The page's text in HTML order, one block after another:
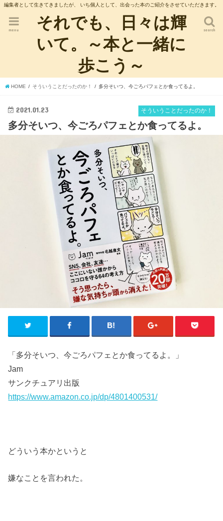
編集者として生きてきましたが、 いち個人として、出会った本のご紹介をさせていただきます。
それでも、日々は輝
いて。～本と一緒に
歩こう～
search
menu
HOME そういうことだったのか！ 多分そいつ、今ごろパフェとか食ってるよ。
そういうことだったのか！
2021.01.23
多分そいつ、今ごろパフェとか食ってるよ。
「多分そいつ、今ごろパフェとか食ってるよ。」
Jam
サンクチュアリ出版
https://www.amazon.co.jp/dp/4801400531/
どういう本かというと
嫌なことを言われた。